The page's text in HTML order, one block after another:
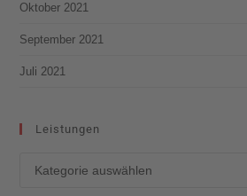
Oktober 2021
September 2021
Juli 2021
Leistungen